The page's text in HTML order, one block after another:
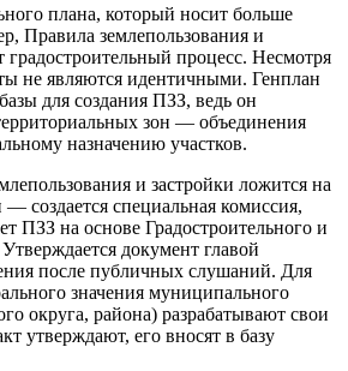
плана, который носит больше
Правила землепользования и
градостроительный процесс. Несмотря
не являются идентичными. Генплан
для создания ПЗЗ, ведь он
зон — объединения
назначению участков.
и застройки ложится на
создается специальная комиссия,
ПЗЗ на основе Градостроительного и
документ главой
после публичных слушаний. Для
значения муниципального
округа, района) разрабатывают свои
утверждают, его вносят в базу